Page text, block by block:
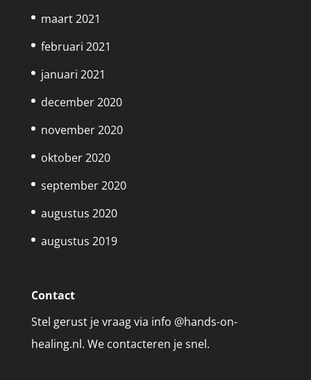
maart 2021
februari 2021
januari 2021
december 2020
november 2020
oktober 2020
september 2020
augustus 2020
augustus 2019
Contact
Stel gerust je vraag via info @hands-on-
healing.nl. We contacteren je snel.